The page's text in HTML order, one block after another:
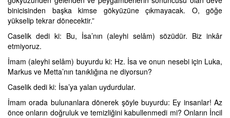
binicisinden başka kimse gökyüzüne çıkmayacak. O, göğe
yükselip tekrar dönecektir.”
Caselik dedi ki: Bu, İsa’nın (aleyhi selâm) sözüdür. Biz inkâr
etmiyoruz.
İmam (aleyhi selâm) buyurdu ki: Hz. İsa ve onun nesebi için Luka,
Markus ve Metta’nın tanıklığına ne diyorsun?
Caselik dedi ki: İsa’ya yalan uydurdular.
İmam orada bulunanlara dönerek şöyle buyurdu: Ey insanlar! Az
önce onların doğruluk ve temizliğini kabullenmedi mi? Onların İncil